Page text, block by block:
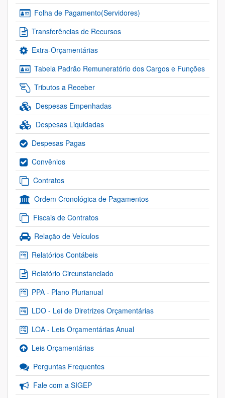
Folha de Pagamento(Servidores)
Transferências de Recursos
Extra-Orçamentárias
Tabela Padrão Remuneratório dos Cargos e Funções
Tributos a Receber
Despesas Empenhadas
Despesas Liquidadas
Despesas Pagas
Convênios
Contratos
Ordem Cronológica de Pagamentos
Fiscais de Contratos
Relação de Veículos
Relatórios Contábeis
Relatório Circunstanciado
PPA - Plano Plurianual
LDO - Lei de Diretrizes Orçamentárias
LOA - Leis Orçamentárias Anual
Leis Orçamentárias
Perguntas Frequentes
Fale com a SIGEP